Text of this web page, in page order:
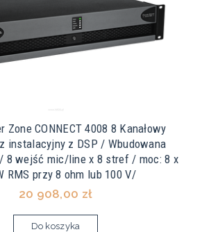
Zone CONNECT 4008 8 Kanałowy
instalacyjny z DSP / Wbudowana
8 wejść mic/line x 8 stref / moc: 8 x
RMS przy 8 ohm lub 100 V/
20 908,00 zł
Do koszyka